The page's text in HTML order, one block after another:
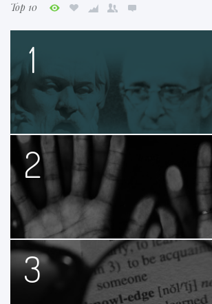
Top 10
1
2
3